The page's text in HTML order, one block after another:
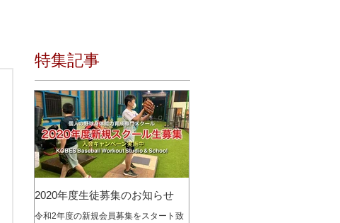
特集記事
2020年度生徒募集のお知らせ
令和2年度の新規会員募集をスタート致